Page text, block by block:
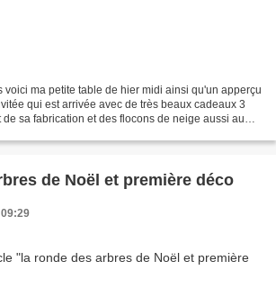
voici ma petite table de hier midi ainsi qu'un apperçu
qui est arrivée avec de très beaux cadeaux 3
sa fabrication et des flocons de neige aussi au
de Noël et première déco